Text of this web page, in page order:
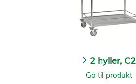
2 hyller, C2
Gå til produkt